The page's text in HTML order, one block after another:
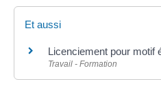
Et aussi
Licenciement pour motif
Travail - Formation